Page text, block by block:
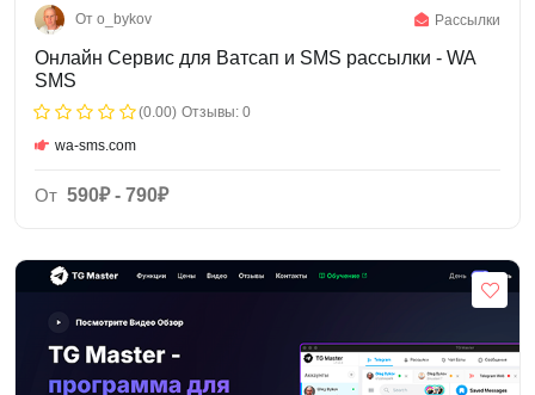
От o_bykov Рассылки
Онлайн Сервис для Ватсап и SMS рассылки - WA
SMS
(0.00) Отзывы: 0
wa-sms.com
От 590₽ - 790₽